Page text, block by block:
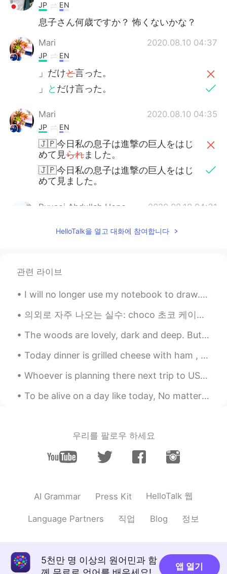
JP EN
息子さん何歳ですか？ 怖くないかな？
Mari 2020.08.10 04:37
JP EN
」だけと言った。
」
と だけ言った。
Mari 2020.08.10 04:35
JP EN
🇯🇵今日私の息子は進撃の巨人をはじ
めて見られました。
🇯🇵今日私の息子は進撃の巨人をはじ
めて見ました。
Ryusei Abdullah Ueno 2020.08.10 04:31
反抗期！？
HelloTalk을 열고 대화에 참여합니다
관련 라이브
I will no longer use my notebook to draw. I decided to buy a sketchbook and some art supplies, I ...
의외로 자주 나오는 실수: choco 초코 케이크 choco cake ❌❌❌❌❌ chocolate cake 👍 핫초코 hot choco ❌❌❌❌❌ hot chocolate...
The woods are lovely, dark and deep. But I have promises to keep, and miles to go before I sleep....
Today dinner is grilled cheese with ham , turkey and salami. Spinach omelette to complete the me...
Whoever is planning there next trip to USA I highly recommend coming to Arizona ! ❤️many people ...
To be alive on a day like today, No matter what has happened or what will happen, No matter ho...
우리를 팔로우 하세요
AI Grammar Press Kit HelloTalk 웹
Language Partners 직업 Blog 정보
5천만 명 이상의 원어민과 함
앱 열기